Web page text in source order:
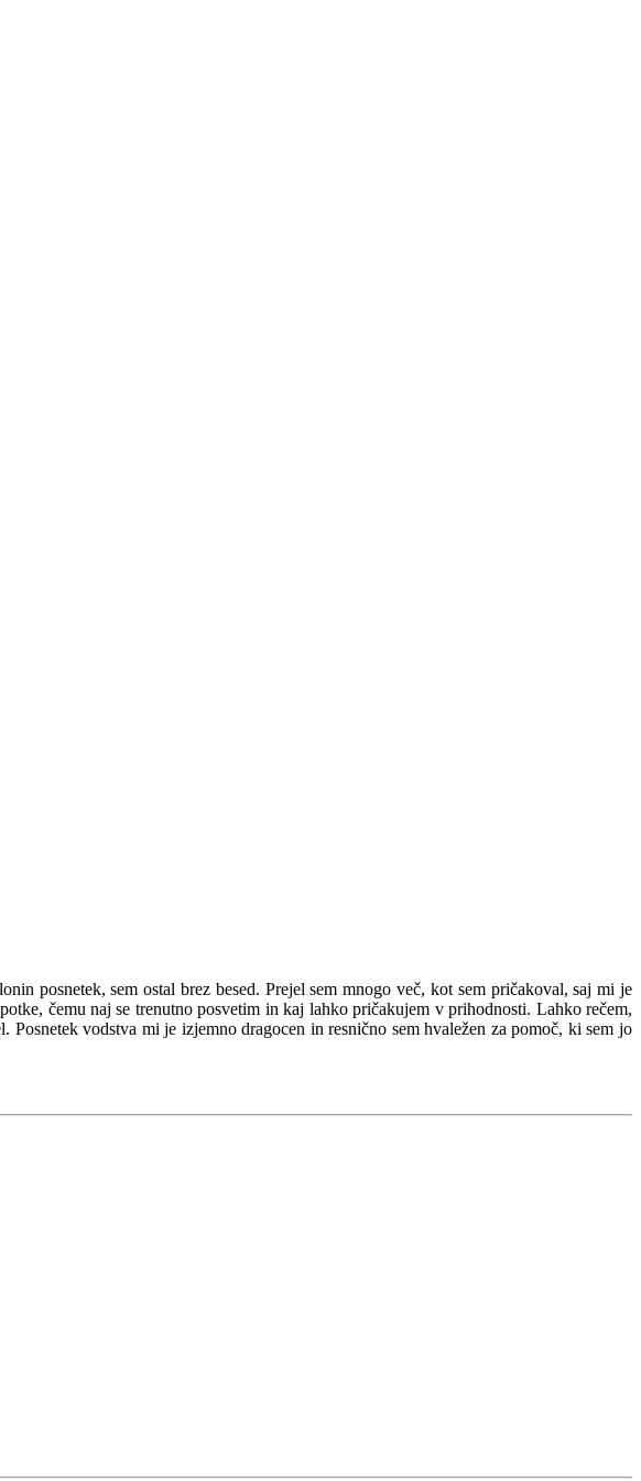
posnetek, sem ostal brez besed. Prejel sem mnogo več, kot sem pričakoval, saj mi je
čemu naj se trenutno posvetim in kaj lahko pričakujem v prihodnosti. Lahko rečem,
vodstva mi je izjemno dragocen in resnično sem hvaležen za pomoč, ki sem jo